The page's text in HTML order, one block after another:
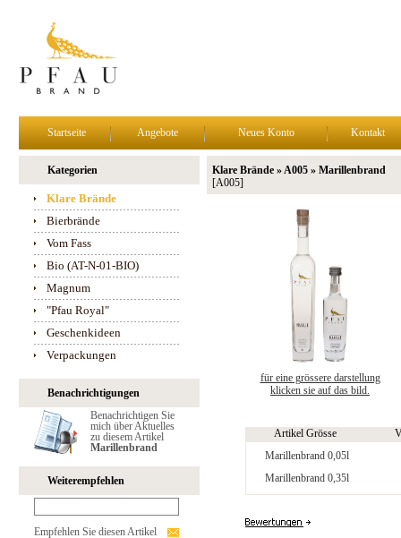
Startseite Angebote Neues Konto Kontakt
Kategorien
Klare Brände
Bierbrände
Vom Fass
Bio (AT-N-01-BIO)
Magnum
"Pfau Royal"
Geschenkideen
Verpackungen
Benachrichtigungen
Benachrichtigen Sie
mich über Aktuelles
zu diesem Artikel
Marillenbrand
Weiterempfehlen
Empfehlen Sie diesen Artikel
Klare Brände » A005 » Marillenbrand
[A005]
für eine grössere darstellung
klicken sie auf das bild.
Artikel Grösse
Marillenbrand 0,05l
Marillenbrand 0,35l